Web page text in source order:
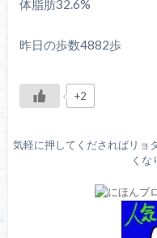
体脂肪32.6%
昨日の歩数4882歩
+2
気軽に押してくださればリョ
くな